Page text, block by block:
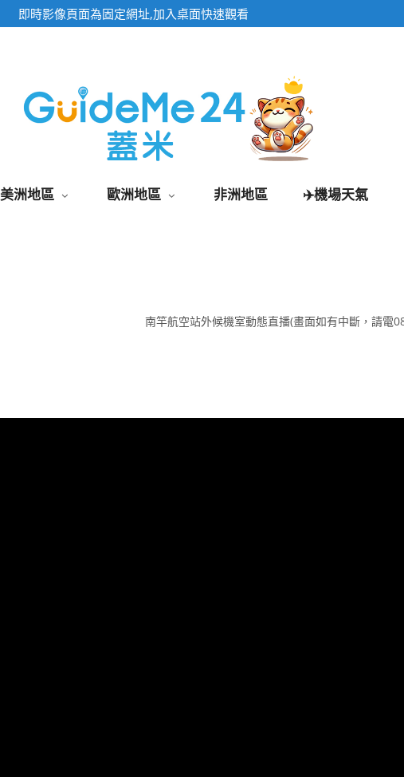
即時影像頁面為固定網址,加入桌面快速觀看
美洲地區 歐洲地區 非洲地區 ✈️機場天氣
南竿航空站外候機室動態直播(畫面如有中斷，請電